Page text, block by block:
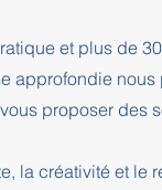
et plus de
approfondie
proposer des
la créativité et le